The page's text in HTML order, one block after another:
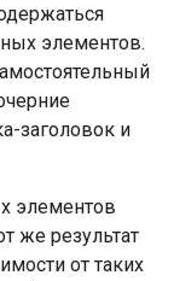
элементов.
заголовок и
элементов
же результат
от таких